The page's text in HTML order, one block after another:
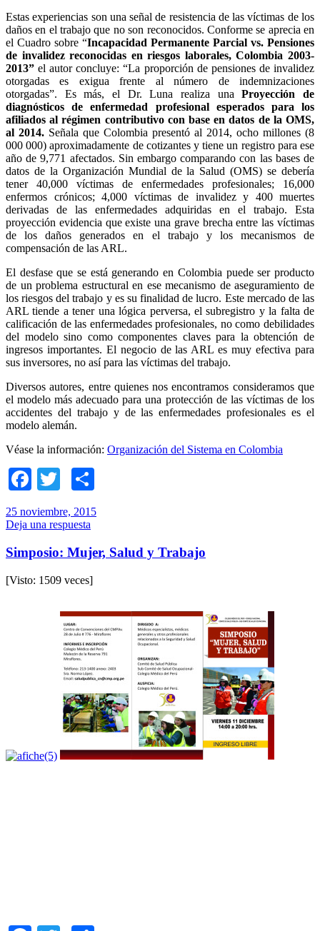
Estas experiencias son una señal de resistencia de las víctimas de los
daños en el trabajo que no son reconocidos. Conforme se aprecia en
el Cuadro sobre “Incapacidad Permanente Parcial vs. Pensiones
de invalidez reconocidas en riesgos laborales, Colombia 2003-
2013”el autor concluye: “La proporción de pensiones de invalidez
otorgadas es exigua frente al número de indemnizaciones
otorgadas”. Es más, el Dr. Luna realiza unaProyección de
diagnósticos de enfermedad profesional esperados para los
afiliados al régimen contributivo con base en datos de la OMS,
al 2014. Señala que Colombia presentó al 2014, ocho millones (8
000 000) aproximadamente de cotizantes y tiene un registro para ese
año de 9,771 afectados. Sin embargo comparando con las bases de
datos de la Organización Mundial de la Salud (OMS) se debería
tener 40,000 víctimas de enfermedades profesionales; 16,000
enfermos crónicos; 4,000 víctimas de invalidez y 400 muertes
derivadas de las enfermedades adquiridas en el trabajo. Esta
proyección evidencia que existe una grave brecha entre las víctimas
de los daños generados en el trabajo y los mecanismos de
compensación de las ARL.
El desfase que se está generando en Colombia puede ser producto
de un problema estructural en ese mecanismo de aseguramiento de
los riesgos del trabajo y es su finalidad de lucro. Este mercado de las
ARL tiende a tener una lógica perversa, el subregistro y la falta de
calificación de las enfermedades profesionales, no como debilidades
del modelo sino como componentes claves para la obtención de
ingresos importantes. El negocio de las ARL es muy efectiva para
sus inversores, no así para las víctimas del trabajo.
Diversos autores, entre quienes nos encontramos consideramos que
el modelo más adecuado para una protección de las víctimas de los
accidentes del trabajo y de las enfermedades profesionales es el
modelo alemán.
Véase la información: Organización del Sistema en Colombia
Facebook
Twitter
25 noviembre, 2015
Deja una respuesta
Simposio: Mujer, Salud y Trabajo
[Visto: 1509 veces]